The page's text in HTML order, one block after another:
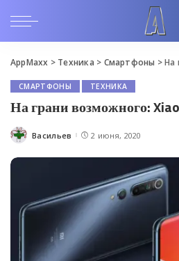
AppMaxx > Техника > Смартфоны >На
СМАРТФОНЫ ТЕХНИКА
На грани возможного:
Posted
Васильев 2 июня, 2020